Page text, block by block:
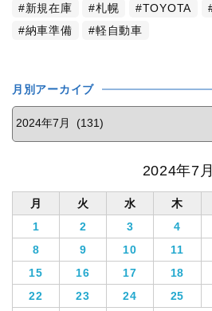
新規在庫
札幌 TOYOTA
納車準備
軽自動車
月別アーカイブ
2024年7月
月 火 水 木
1
2 3 4
8
9 10 11
15
16 17 18
22
23 24 25